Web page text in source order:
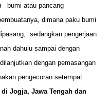
bumi atau pancang
dimana paku bumi
sedangkan pengerjaan
dahulu sampai dengan
dengan pemasangan
pengecoran setempat.
Jogja, Jawa Tengah dan